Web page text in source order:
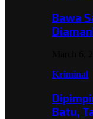
Bawa
Kriminal
Batu,